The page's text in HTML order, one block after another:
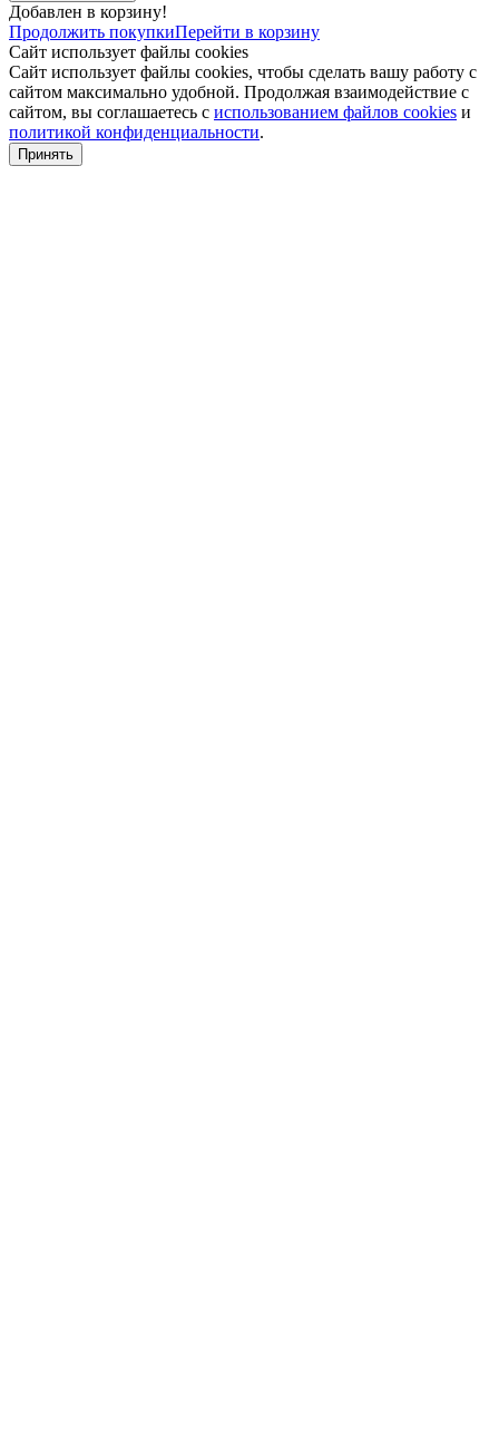
Добавлен в корзину!
Продолжить покупкиПерейти в корзину
Сайт использует файлы cookies
Сайт использует файлы cookies, чтобы сделать вашу работу с
сайтом максимально удобной. Продолжая взаимодействие с
сайтом, вы соглашаетесь с использованием файлов cookies и
политикой конфиденциальности.
Принять